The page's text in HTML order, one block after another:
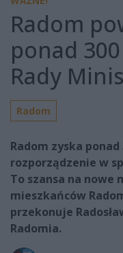
Radom
ponad
Rady
Radom
Radom zyska
rozporządzenie w
To szansa na nowe
mieszkańców
przekonuje
Radomia.